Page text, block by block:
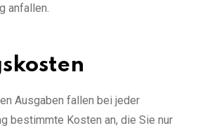
anfallen.
Ausgaben fallen bei jeder
bestimmte Kosten an, die Sie nur